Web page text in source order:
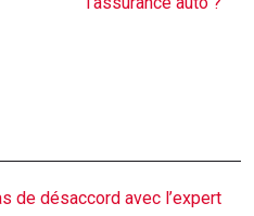
de désaccord avec l’expert